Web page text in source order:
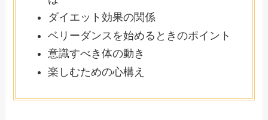
ダイエット効果の関係
ベリーダンスを始めるときのポイント
意識すべき体の動き
楽しむための心構え